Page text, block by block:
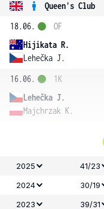
Queen's Club
18.06.
Hijikata R.
Lehečka J.
OF
16.06.
Lehečka J.
Majchrzak K.
1K
2025 41/23
2024
30/19
2023
39/31